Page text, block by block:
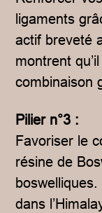
ligaments
actif breveté
montrent
combinaison
Pilier n°3 :
Favoriser le
résine de
dans